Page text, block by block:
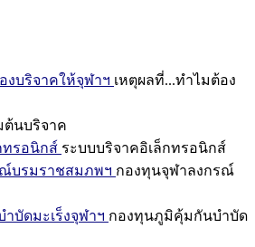
งบริจาคให้จุฬาฯ เหตุผลที่...ทำไมต้อง
ต้นบริจาค
ทรอนิกส์ ระบบบริจาคอิเล็กทรอนิกส์
บรมราชสมภพฯ กองทุนจุฬาลงกรณ์
บัดมะเร็งจุฬาฯ กองทุนภูมิคุ้มกันบำบัด